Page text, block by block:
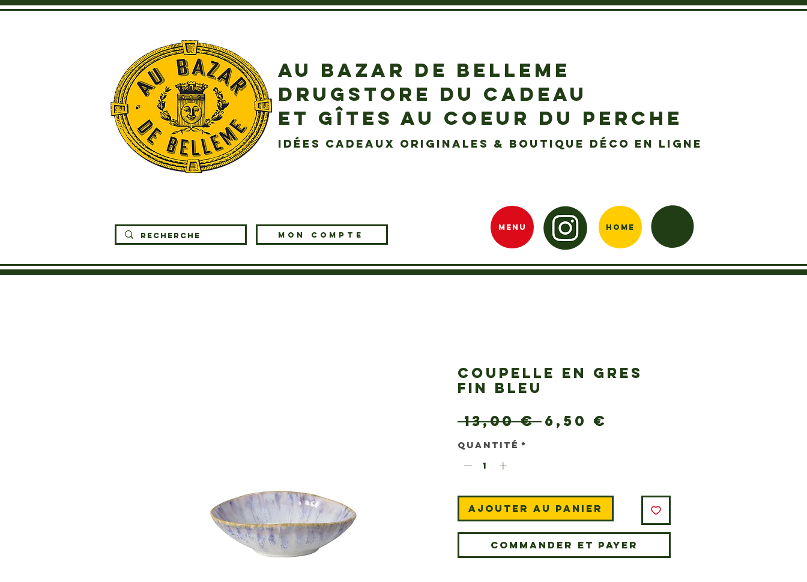
AU BAZAR DE BELLEME
DRUGSTORE DU CADEAU
ET GÎTES AU COEUR DU PERCHE
idées cadeaux originales & boutique déco en ligne
MON COMPTE
MENU Home
COUPELLE EN GRES
FIN BLEU
13,00 € Prix
6,50 €
Quantité *
Ajouter au panier
Commander et payer